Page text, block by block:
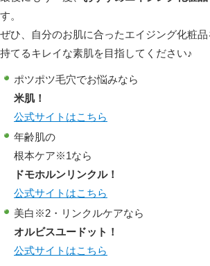
す。
ぜひ、自分のお肌に合ったエイジング化粧
持てるキレイな素肌を目指してください♪
ポツポツ毛穴でお悩みなら
米肌！
公式サイトはこちら
年齢肌の
根本ケア※1なら
ドモホルンリンクル！
公式サイトはこちら
美白※2・リンクルケアなら
オルビスユードット！
公式サイトはこちら